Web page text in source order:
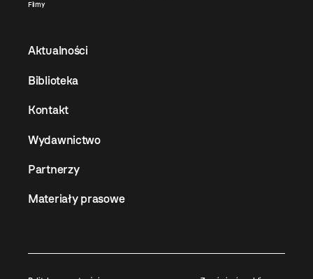
Filmy
Aktualności
Biblioteka
Kontakt
Wydawnictwo
Partnerzy
Materiały prasowe